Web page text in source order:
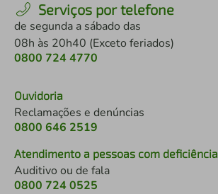
Serviços por telefone
de segunda a sábado das
08h às 20h40 (Exceto feriados)
0800 724 4770
Ouvidoria
Reclamações e denúncias
0800 646 2519
Atendimento a pessoas com deficiência
Auditivo ou de fala
0800 724 0525